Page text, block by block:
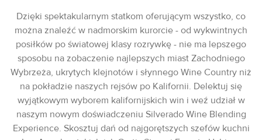
Dzięki spektakularnym statkom oferującym wszystko, co
można znaleźć w nadmorskim kurorcie - od wykwintnych
posiłków po światowej klasy rozrywkę - nie ma lepszego
sposobu na zobaczenie najlepszych miast Zachodniego
Wybrzeża, ukrytych klejnotów i słynnego Wine Country niż
na pokładzie naszych rejsów po Kalifornii. Delektuj się
wyjątkowym wyborem kalifornijskich win i weź udział w
naszym nowym doświadczeniu Silverado Wine Blending
Experience. Skosztuj dań od najgorętszych szefów kuchni